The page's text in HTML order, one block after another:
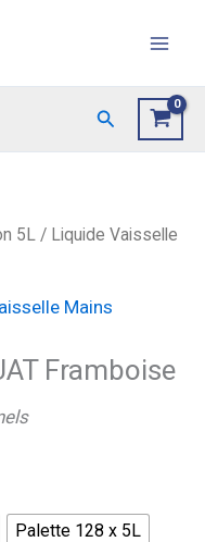
Rechercher
5L / Liquide Vaisselle
Mains
Framboise
Palette 128 x 5L